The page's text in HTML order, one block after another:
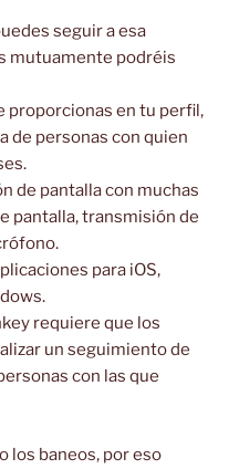
seguir a esa
mutuamente podréis
proporcionas en tu perfil,
de personas con quien
de pantalla con muchas
pantalla, transmisión de
para iOS,
requiere que los
un seguimiento de
con las que
los baneos, por eso